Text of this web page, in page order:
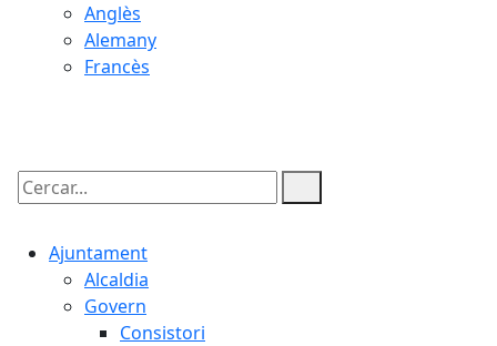
Anglès
Alemany
Francès
Cercar:
Ajuntament
Alcaldia
Govern
Consistori